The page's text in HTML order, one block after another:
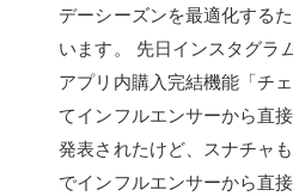
デーシーズンを最適化する
います。 先日インスタグラ
アプリ内購入完結機能「チ
てインフルエンサーから直
発表されたけど、スナチャ
でインフルエンサーから直